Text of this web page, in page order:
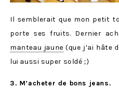
Il semblerait que mon petit
porte ses fruits. Dernier
manteau jaune (que j’ai hâte
lui aussi super soldé ;)
3. M’acheter de bons jeans.